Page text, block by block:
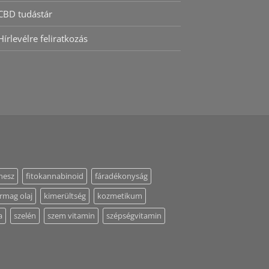
tudástár
feliratkozás
fitokannabinoid
fáradékonyság
olaj kimerültség
kozmetikum
szelén szem vitamin
szépségvitamin